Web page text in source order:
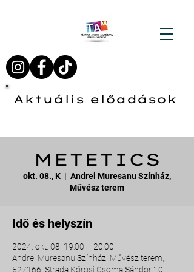
Aktuális előadások
METETICS
okt. 08., K
  |
Andrei Muresanu Színház,
Művész terem
Idő és helyszín
2024. okt. 08. 19:00 – 20:00
Andrei Muresanu Színház, Művész terem,
527166, Strada Kőrösi Csoma Sándor 10,